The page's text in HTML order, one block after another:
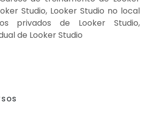
Studio, Looker Studio no local
privados de Looker Studio,
de Looker Studio